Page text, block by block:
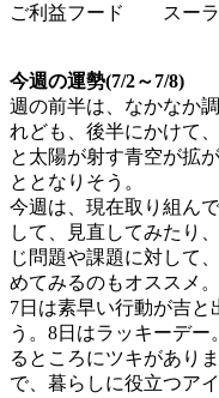
ご利益フード スーラ
今週の運勢(7/2～7/8)
週の前半は、なかなか
れども、後半にかけて
と太陽が射す青空が拡
ととなりそう。
今週は、現在取り組ん
して、見直してみたり
じ問題や課題に対して
めてみるのもオススメ
7日は素早い行動が吉と
う。8日はラッキーデ
るところにツキがあり
で、暮らしに役立つア